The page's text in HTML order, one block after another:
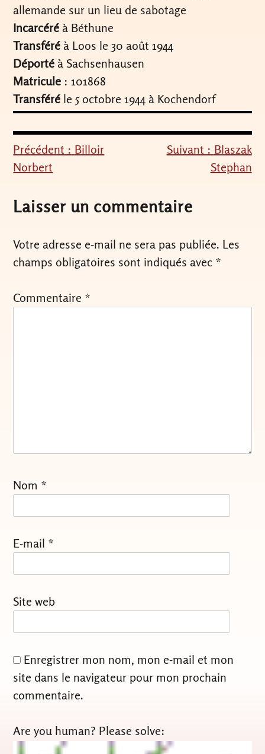
allemande sur un lieu de sabotage
Incarcéré à Béthune
Transféré à Loos le 30 août 1944
Déporté à Sachsenhausen
Matricule : 101868
Transféré le 5 octobre 1944 à Kochendorf
Navigation
de
l’article
Précédent : Billoir
Norbert
Suivant : Blaszak
Stephan
Laisser un commentaire
Votre adresse e-mail ne sera pas publiée. Les
champs obligatoires sont indiqués avec *
Commentaire *
Nom *
E-mail *
Site web
Enregistrer mon nom, mon e-mail et mon
site dans le navigateur pour mon prochain
commentaire.
Are you human? Please solve: